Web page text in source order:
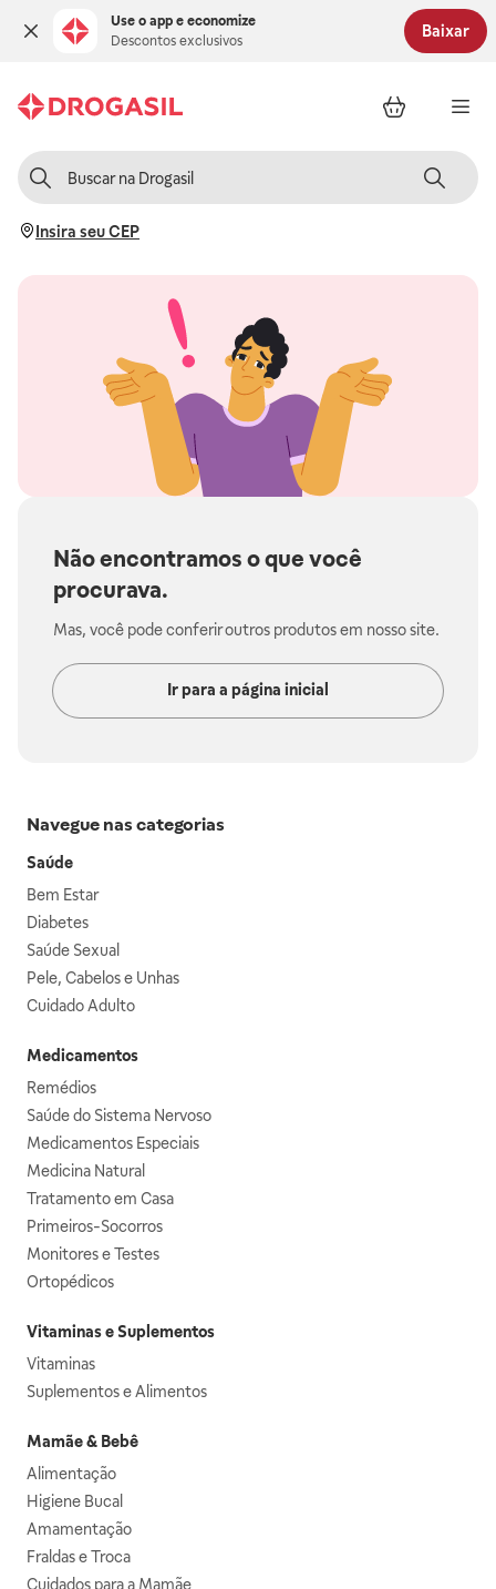
Use o app e economize
Descontos exclusivos
Baixar
Insira seu CEP
Não encontramos o que você
procurava.
Mas, você pode conferir outros produtos em nosso site.
Ir para a página inicial
Navegue nas categorias
Saúde
Bem Estar
Diabetes
Saúde Sexual
Pele, Cabelos e Unhas
Cuidado Adulto
Medicamentos
Remédios
Saúde do Sistema Nervoso
Medicamentos Especiais
Medicina Natural
Tratamento em Casa
Primeiros-Socorros
Monitores e Testes
Ortopédicos
Vitaminas e Suplementos
Vitaminas
Suplementos e Alimentos
Mamãe & Bebê
Alimentação
Higiene Bucal
Amamentação
Fraldas e Troca
Cuidados para a Mamãe